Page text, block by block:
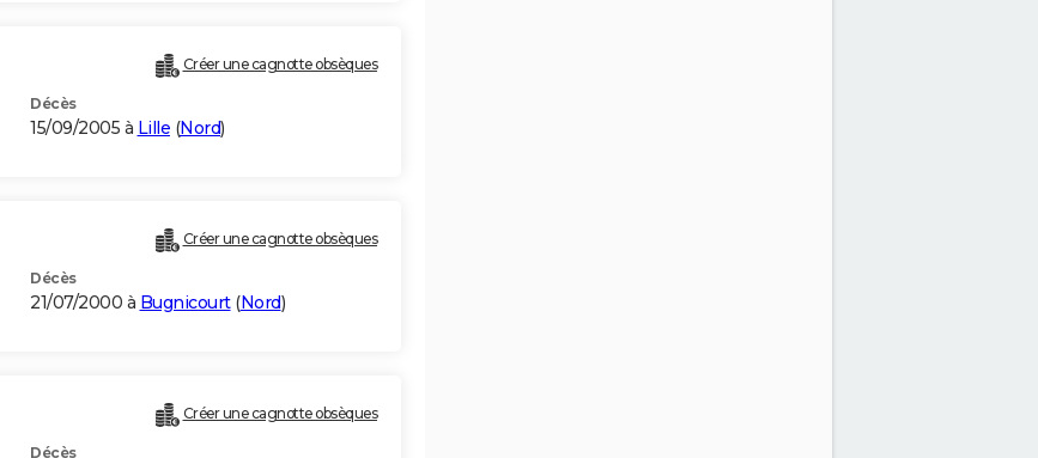
Créer une cagnotte obsèques
Décès
15/09/2005 à Lille (Nord)
Créer une cagnotte obsèques
Décès
21/07/2000 à Bugnicourt(Nord)
Créer une cagnotte obsèques
Décès